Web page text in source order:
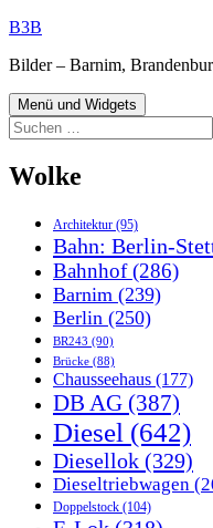
Zum
springen
B3B
Bilder – Barnim,
Menü und Widgets
Suchen
nach:
Wolke
Architektur (95)
Bahn: Berlin-
Bahnhof(286)
Barnim (239)
Berlin (250)
BR243 (90)
Brücke (88)
Chausseehaus (177)
DB AG (387)
Diesel (642)
Diesellok (329)
Dieseltriebwagen
Doppelstock (104)